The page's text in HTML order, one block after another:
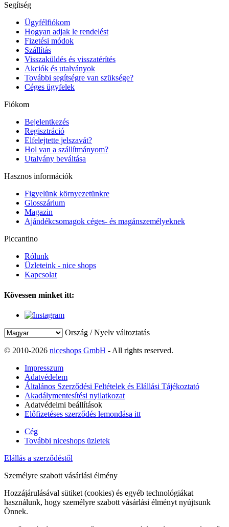
Segítség
Ügyfélfiókom
Hogyan adjak le rendelést
Fizetési módok
Szállítás
Visszaküldés és visszatérítés
Akciók és utalványok
További segítségre van szüksége?
Céges ügyfelek
Fiókom
Bejelentkezés
Regisztráció
Elfelejtette jelszavát?
Hol van a szállítmányom?
Utalvány beváltása
Hasznos információk
Figyelünk környezetünkre
Glosszárium
Magazin
Ajándékcsomagok céges- és magánszemélyeknek
Piccantino
Rólunk
Üzleteink - nice shops
Kapcsolat
Kövessen minket itt:
Ország / Nyelv változtatás
© 2010-2026 niceshops GmbH - All rights reserved.
Impresszum
Adatvédelem
Általános Szerződési Feltételek és Elállási Tájékoztató
Akadálymentesítési nyilatkozat
Adatvédelmi beállítások
Előfizetéses szerződés lemondása itt
Cég
További niceshops üzletek
Elállás a szerződéstől
Személyre szabott vásárlási élmény
Hozzájárulásával sütiket (cookies) és egyéb technológiákat
használunk, hogy személyre szabott vásárlási élményt nyújtsunk
Önnek.